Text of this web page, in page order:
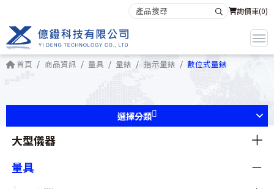
詢價車(0)
首頁 商品資訊 量具 量錶 指示量錶 數位式量錶
選擇分類
大型儀器
量具